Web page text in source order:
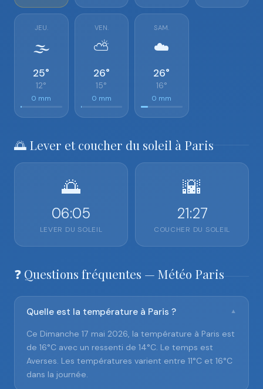
JEU.
🌫️
25°
12°
0 mm
VEN.
⛅
26°
15°
0 mm
SAM.
☁️
26°
16°
0 mm
🌅 Lever et coucher du soleil à Paris
🌅
06:05
LEVER DU SOLEIL
🌇
21:27
COUCHER DU SOLEIL
❓ Questions fréquentes — Météo Paris
Quelle est la température à Paris ? ▼
Ce Dimanche 17 mai 2026, la température à Paris est
de 16°C avec un ressenti de 14°C. Le temps est
Averses. Les températures varient entre 11°C et 16°C
dans la journée.